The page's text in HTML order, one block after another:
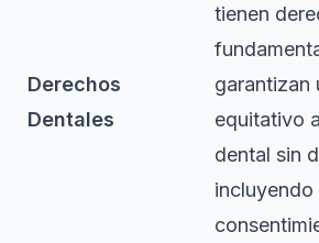
Derechos
Dentales
tienen
garantizan
equitativo
dental sin
incluyendo